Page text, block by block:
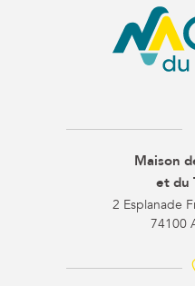
Maison
et du
2 Esplanade
74100